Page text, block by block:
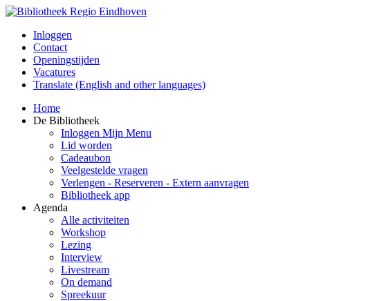
Inloggen
Contact
Openingstijden
Vacatures
Translate (English and other languages)
Home
De Bibliotheek
Inloggen Mijn Menu
Lid worden
Cadeaubon
Veelgestelde vragen
Verlengen - Reserveren - Extern aanvragen
Bibliotheek app
Agenda
Alle activiteiten
Workshop
Lezing
Interview
Livestream
On demand
Spreekuur